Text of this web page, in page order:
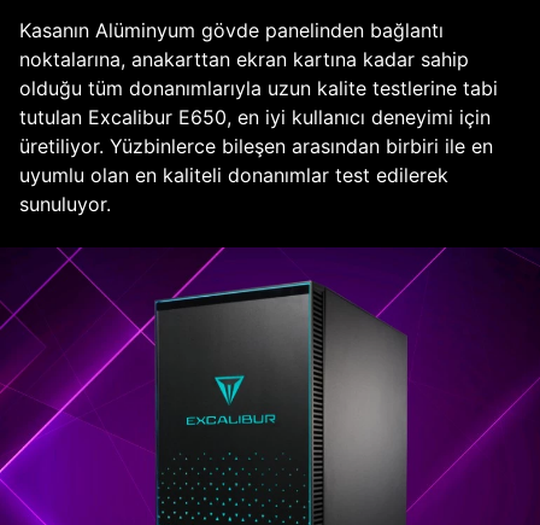
Kasanın Alüminyum gövde panelinden bağlantı
noktalarına, anakarttan ekran kartına kadar sahip
olduğu tüm donanımlarıyla uzun kalite testlerine tabi
tutulan Excalibur E650, en iyi kullanıcı deneyimi için
üretiliyor. Yüzbinlerce bileşen arasından birbiri ile en
uyumlu olan en kaliteli donanımlar test edilerek
sunuluyor.